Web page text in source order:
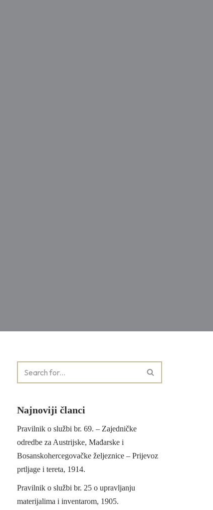
Najnoviji članci
Pravilnik o službi br. 69. – Zajedničke
odredbe za Austrijske, Mađarske i
Bosanskohercegovačke željeznice – Prijevoz
prtljage i tereta, 1914.
Pravilnik o službi br. 25 o upravljanju
materijalima i inventarom, 1905.